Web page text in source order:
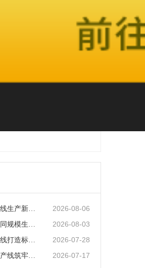
智能化迭代升级，重塑美妆灌装生产线生产新范式 2026-08-06
矿泉水灌装生产线选型指南：适配不同规模生产的核心逻辑 2026-08-03
全场景适配稳定运行，膏体灌装生产线打造标准化灌装新体系 2026-07-28
全流程合规、稳定耐用，药液灌装生产线筑牢药液生产品质防线 2026-07-17